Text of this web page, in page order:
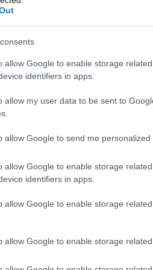
allow Google to enable storage
identifiers in apps.
allow my user data to be sent to
allow Google to send me personalized
allow Google to enable storage
identifiers in apps.
allow Google to enable storage
allow Google to enable storage
amivel magamra hagytak,
csinálnom. Az egyik
tömtek a számba
az énekesekre egy